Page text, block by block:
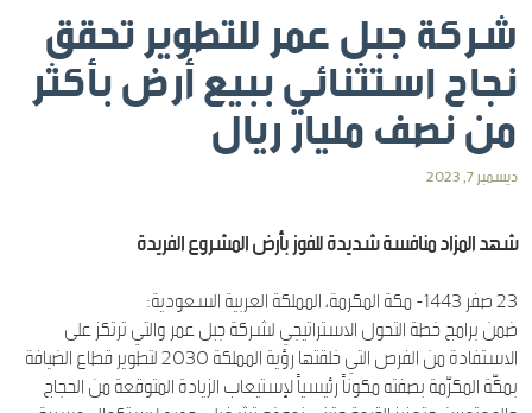
شركة جبل عمر للتطوير تحقق
نجاح استثنائي ببيع أرض بأكثر
من نصف مليار ريال
ديسمبر 7, 2023
شهد المزاد منافسة شديدة للفوز بأرض المشروع الفريدة
23 صفر 1443- مكة المكرمة، المملكة العربية السعودية:
ضمن برامج خطة التحول الاستراتيجي لشركة جبل عمر والتي ترتكز على
الاستفادة من الفرص التي خلقتها رؤية المملكة 2030 لتطوير قطاع الضيافة
بمكّة المكرّمة بصفته مكوناً رئيسياً لإستيعاب الزيادة المتوقعة من الحجاج